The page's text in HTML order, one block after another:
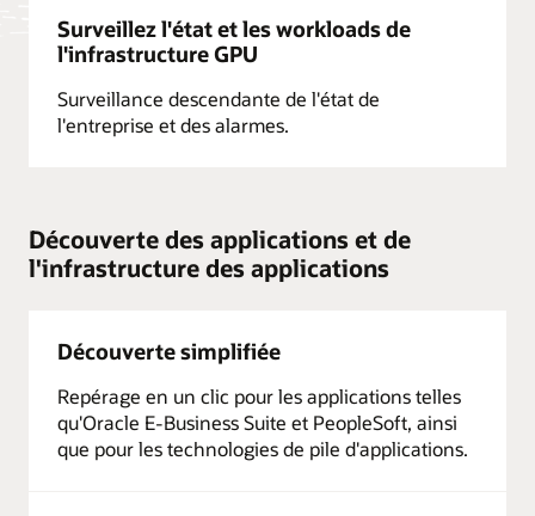
Surveillez l'état et les workloads de
l'infrastructure GPU
Surveillance descendante de l'état de
l'entreprise et des alarmes.
Découverte des applications et de
l'infrastructure des applications
Découverte simplifiée
Repérage en un clic pour les applications telles
qu'Oracle E-Business Suite et PeopleSoft, ainsi
que pour les technologies de pile d'applications.